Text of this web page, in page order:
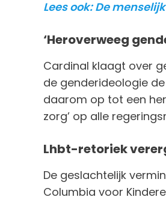
Lees ook: De
‘Heroverweeg
Cardinal klaagt over
de genderideologie
daarom op tot een
zorg’ op alle
Lhbt-retoriek
De geslachtelijk
Columbia voor